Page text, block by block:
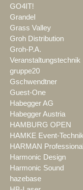
GO4IT!
Grandel
Grass Valley
Groh Distribution
Groh-P.A.
Veranstaltungstechnik
gruppe20
Gschwendtner
Guest-One
Habegger AG
Habegger Austria
HAMBURG OPEN
HAMKE Event-Technik
HARMAN Professional
Harmonic Design
Harmonic Sound
hazebase